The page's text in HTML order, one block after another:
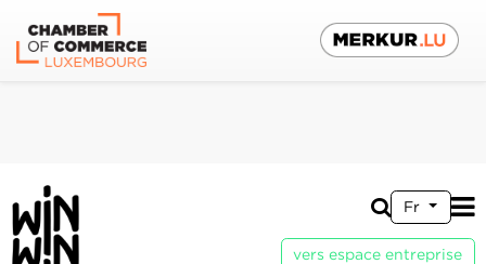
Fr
vers espace entreprise